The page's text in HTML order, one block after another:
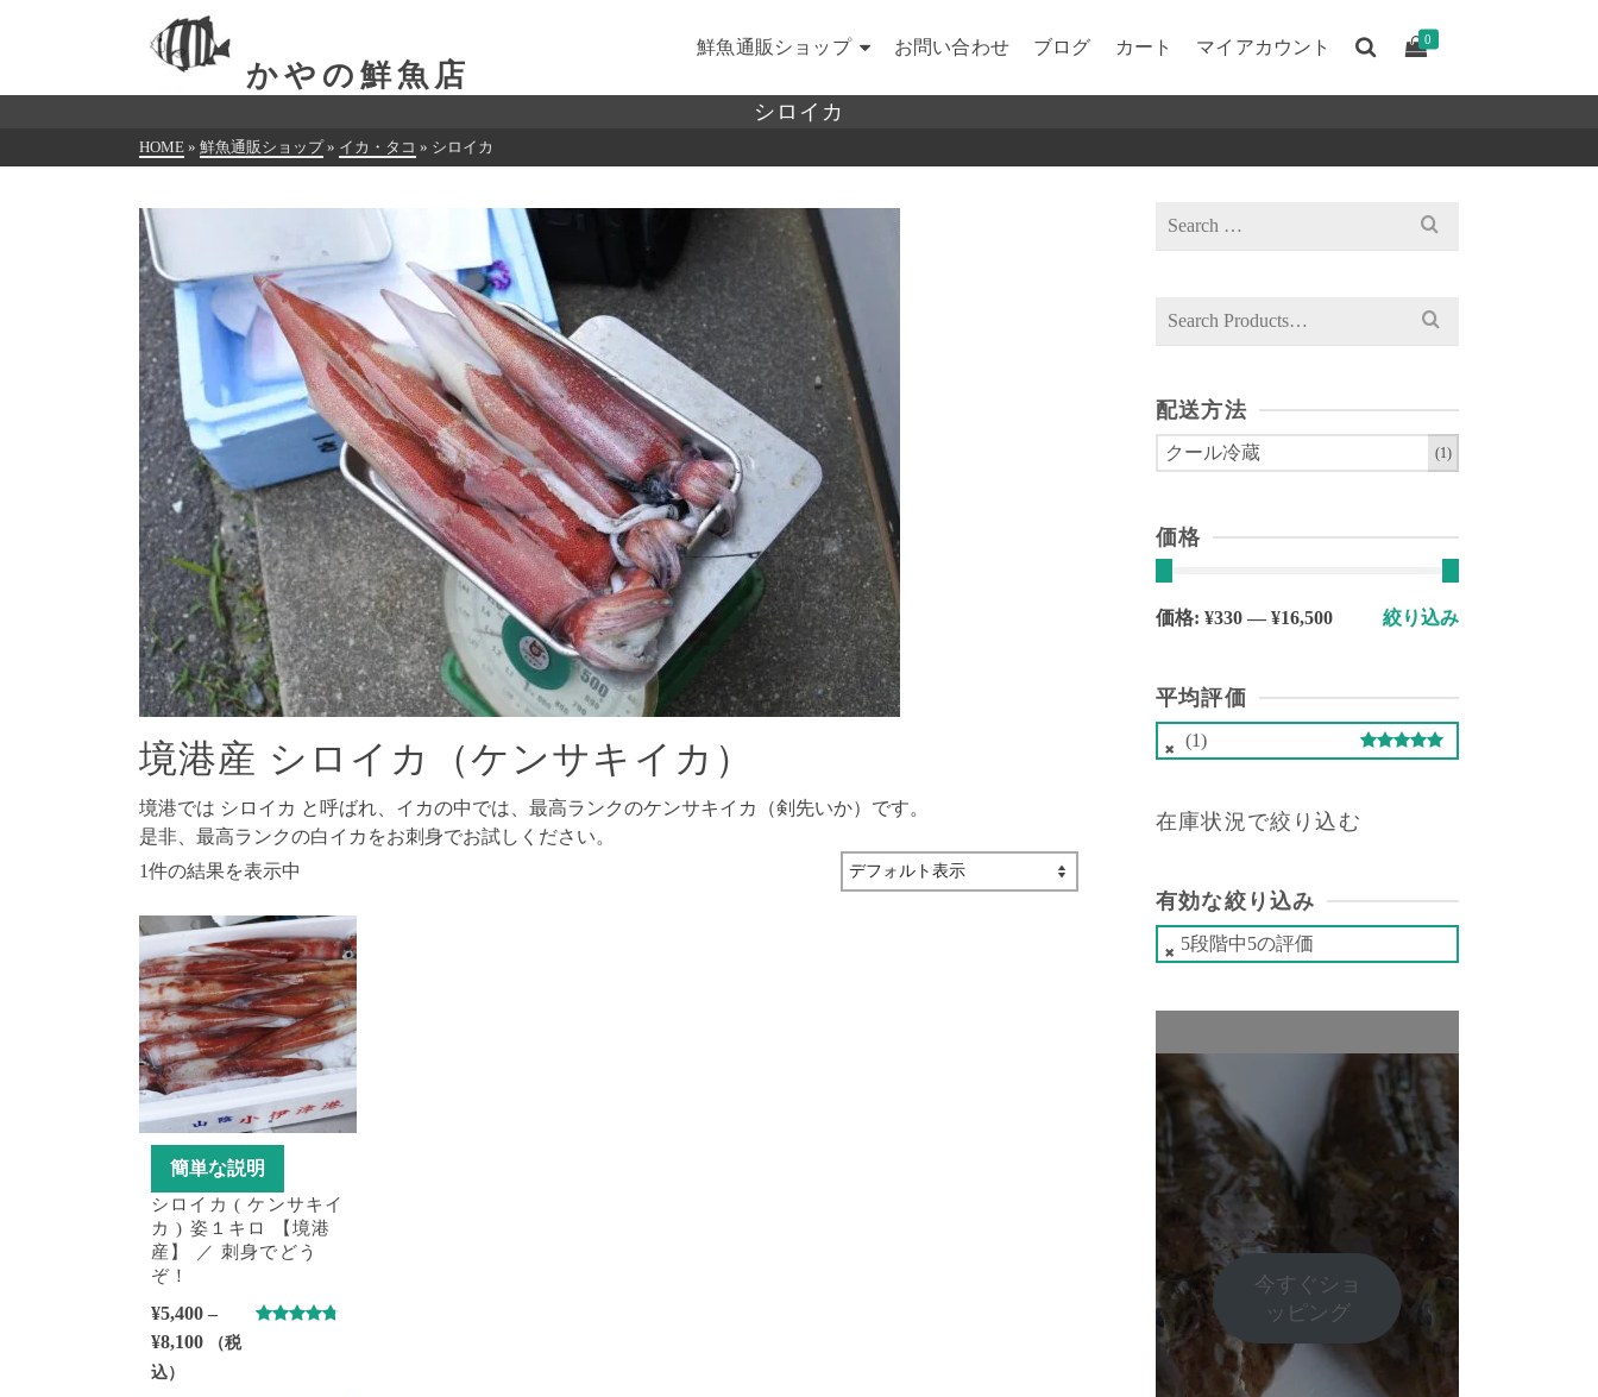
かやの鮮魚店
鮮魚通販ショップ お問い合わせ ブログ カート マイアカウント 0
シロイカ
HOME » 鮮魚通販ショップ » イカ・タコ » シロイカ
境港産 シロイカ（ケンサキイカ）
境港では シロイカ と呼ばれ、イカの中では、最高ランクのケンサキイカ（剣先いか）です。
是非、最高ランクの白イカをお刺身でお試しください。
1件の結果を表示中
簡単な説明
シロイカ ( ケンサキイ
カ ) 姿１キロ 【境港
産】 ／ 刺身でどう
ぞ！
¥5,400 –
¥8,100価（税
込）
Search
Search
配送方法
クール冷蔵 (1)
価格
最
格
最
格
絞り込み
価格: ¥330 — ¥16,500
平均評価
5段階中5
(1)
在庫状況で絞り込む
有効な絞り込み
5段階中5の評価
今すぐショ
ッピング